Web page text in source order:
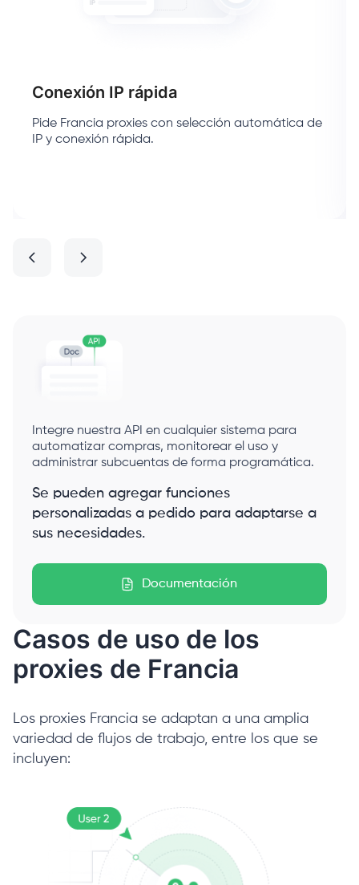
Conexión IP rápida
Pide Francia proxies con selección automática de
IP y conexión rápida.
Integre nuestra API en cualquier sistema para
automatizar compras, monitorear el uso y
administrar subcuentas de forma programática.
Se pueden agregar funciones
personalizadas a pedido para adaptarse a
sus necesidades.
Documentación
Casos de uso de los
proxies de Francia
Los proxies Francia se adaptan a una amplia
variedad de flujos de trabajo, entre los que se
incluyen: